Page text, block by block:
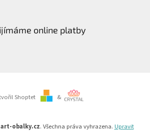
online platby
Shoptet &
obalky.cz. Všechna práva vyhrazena. Upravit